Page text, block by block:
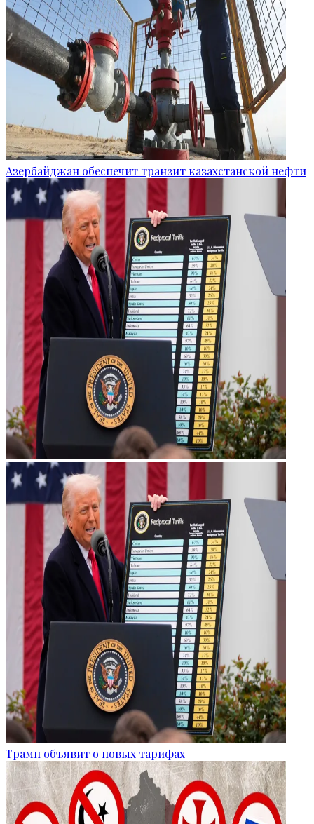
Азербайджан обеспечит транзит казахстанской нефти
Трамп объявит о новых тарифах